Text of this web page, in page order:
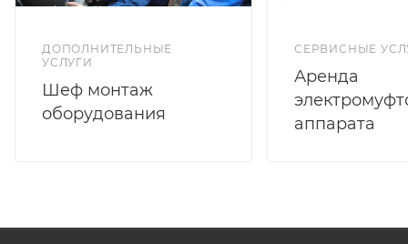
ДОПОЛНИТЕЛЬНЫЕ
УСЛУГИ
Шеф монтаж
оборудования
СЕРВИСНЫЕ
Аренда
аппарата